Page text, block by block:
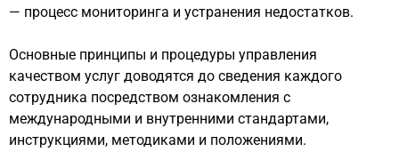
— процесс мониторинга и устранения недостатков.
Основные принципы и процедуры управления
качеством услуг доводятся до сведения каждого
сотрудника посредством ознакомления с
международными и внутренними стандартами,
инструкциями, методиками и положениями.